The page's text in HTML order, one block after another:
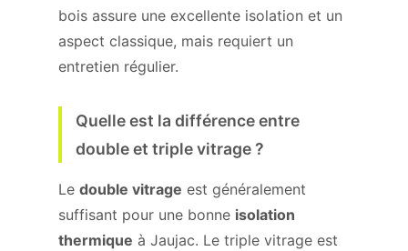
bois assure une excellente isolation et un
aspect classique, mais requiert un
entretien régulier.
Quelle est la différence entre
double et triple vitrage ?
Le double vitrage est généralement
suffisant pour une bonne isolation
thermique à Jaujac. Le triple vitrage est